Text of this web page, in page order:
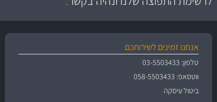
אנחנו זמינים לשירותכם
טלפון: 03-5503433
ווטסאפ: 058-5503433
ביטול עיסקה